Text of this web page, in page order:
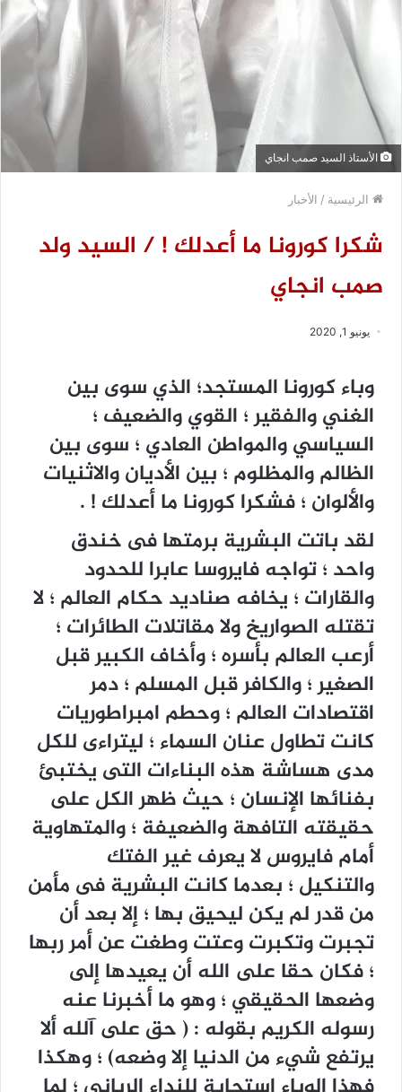
الأستاذ السيد صمب انجاي
الرئيسية / الأخبار
شكرا كورونا ما أعدلك ! / السيد ولد
صمب انجاي
يونيو 1, 2020
وباء كورونا المستجد؛ الذي سوى بين
الغني والفقير ؛ القوي والضعيف ؛
السياسي والمواطن العادي ؛ سوى بين
الظالم والمظلوم ؛ بين الأديان والاثنيات
والألوان ؛ فشكرا كورونا ما أعدلك ! .
لقد باتت البشرية برمتها فى خندق
واحد ؛ تواجه فايروسا عابرا للحدود
والقارات ؛ يخافه صناديد حكام العالم ؛ لا
تقتله الصواريخ ولا مقاتلات الطائرات ؛
أرعب العالم بأسره ؛ وأخاف الكبير قبل
الصغير ؛ والكافر قبل المسلم ؛ دمر
اقتصادات العالم ؛ وحطم امبراطوريات
كانت تطاول عنان السماء ؛ ليتراءى للكل
مدى هساشة هذه البناءات التى يختبئ
بفنائها الإنسان ؛ حيث ظهر الكل على
حقيقته التافهة والضعيفة ؛ والمتهاوية
أمام فايروس لا يعرف غير الفتك
والتنكيل ؛ بعدما كانت البشرية فى مأمن
من قدر لم يكن ليحيق بها ؛ إلا بعد أن
تجبرت وتكبرت وعتت وطغت عن أمر ربها
؛ فكان حقا على الله أن يعيدها إلى
وضعها الحقيقي ؛ وهو ما أخبرنا عنه
رسوله الكريم بقوله : ( حق على آلله ألا
يرتفع شيء من الدنيا إلا وضعه) ؛ وهكذا